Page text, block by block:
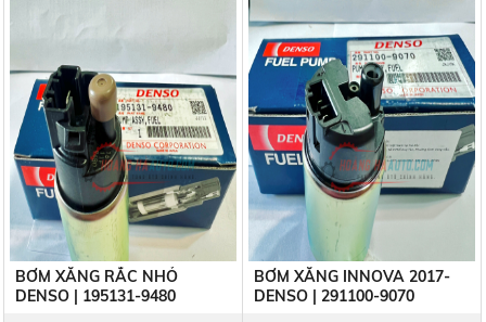
BƠM XĂNG RẮC NHỎ
DENSO | 195131-9480
BƠM XĂNG INNOVA 2017-
DENSO | 291100-9070